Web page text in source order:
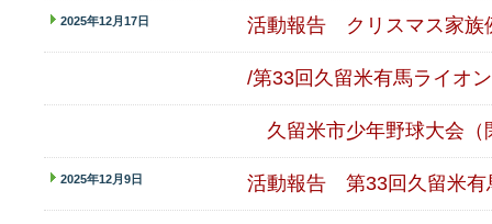
2025年12月17日 活動報告 クリスマス家族
/第33回久留米有馬ライオ
久留米市少年野球大会（
2025年12月9日 活動報告 第33回久留米有